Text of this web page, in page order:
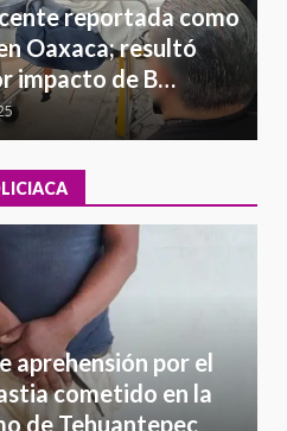
reportada como
Oaxaca; resultó
impacto de B…
aprehensión por el
cometido en la
de Tehuantepec